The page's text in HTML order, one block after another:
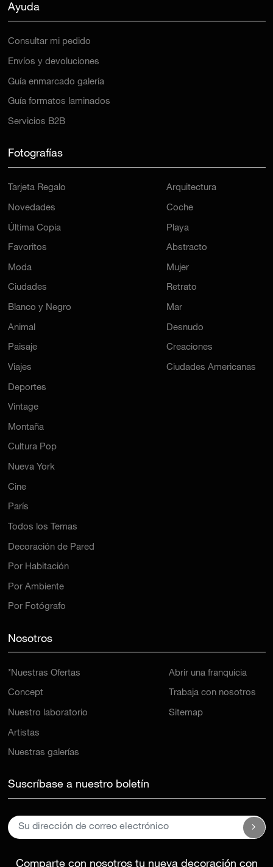
Ayuda
Consultar mi pedido
Envíos y devoluciones
Guía enmarcado galería
Guía formatos laminados
Servicios B2B
Fotografías
Tarjeta Regalo
Novedades
Última Copia
Favoritos
Moda
Ciudades
Blanco y Negro
Animal
Paisaje
Viajes
Deportes
Arquitectura
Coche
Playa
Abstracto
Mujer
Retrato
Mar
Desnudo
Creaciones
Ciudades Americanas
Vintage
Montaña
Cultura Pop
Nueva York
Cine
París
Todos los Temas
Decoración de Pared
Por Habitación
Por Ambiente
Por Fotógrafo
Nosotros
*Nuestras Ofertas
Concept
Nuestro laboratorio
Artistas
Nuestras galerías
Abrir una franquicia
Trabaja con nosotros
Sitemap
Suscríbase a nuestro boletín